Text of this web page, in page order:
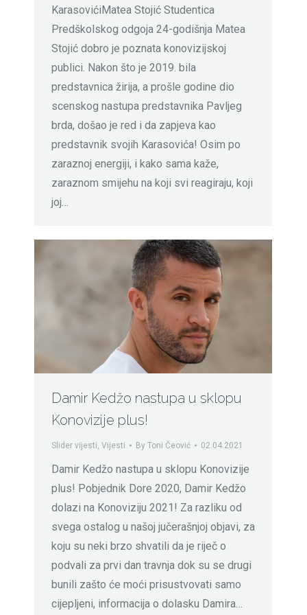
KarasovićiMatea Stojić Studentica
Predškolskog odgoja 24-godišnja Matea
Stojić dobro je poznata konovizijskoj
publici. Nakon što je 2019. bila
predstavnica žirija, a prošle godine dio
scenskog nastupa predstavnika Pavljeg
brda, došao je red i da zapjeva kao
predstavnik svojih Karasovića! Osim po
zaraznoj energiji, i kako sama kaže,
zaraznom smijehu na koji svi reagiraju, koji
joj…
Damir Kedžo nastupa u sklopu
Konovizije plus!
Slider vijesti, Vijesti By Toni Čeović 02.04.2021
Damir Kedžo nastupa u sklopu Konovizije
plus! Pobjednik Dore 2020, Damir Kedžo
dolazi na Konoviziju 2021! Za razliku od
svega ostalog u našoj jučerašnjoj objavi, za
koju su neki brzo shvatili da je riječ o
podvali za prvi dan travnja dok su se drugi
bunili zašto će moći prisustvovati samo
cijepljeni, informacija o dolasku Damira…